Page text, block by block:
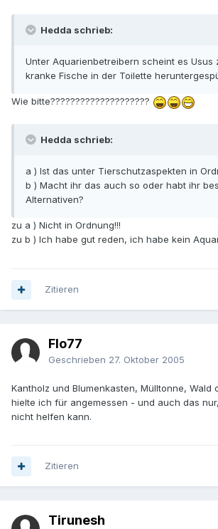
Hedda schrieb:
Unter Aquarienbetreibern scheint es Usus
kranke Fische in der Toilette
Wie bitte????????????????????
Hedda schrieb:
a ) Ist das unter Tierschutzaspekten in
b ) Macht ihr das auch so oder habt ihr
Alternativen?
zu a ) Nicht in Ordnung!!!
zu b ) Ich habe gut reden, ich habe kein
Zitieren
Flo77
Geschrieben 27. Oktober 2005
Kantholz und Blumenkasten, Mülltonne, Wald
hielte ich für angemessen - und auch das
nicht helfen kann.
Zitieren
Tirunesh